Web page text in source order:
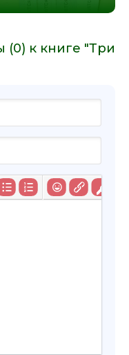
к книге "Три